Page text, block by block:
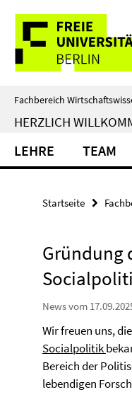
direkt
Inhalt
Service-
Navigation
Fachbereich
HERZLICH
LEHRE TEAM
Startseite
Gründung
News vom
Wir freuen uns,
Socialpolitik
Bereich der
lebendigen